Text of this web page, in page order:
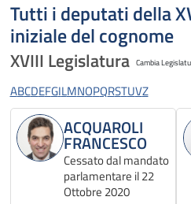
Tutti i deputati della
iniziale del cognome
XVIII Legislatura Cambia
ABCDEFGILMNOPQRSTUVZ
ACQUAROLI
FRANCESCO
Cessato dal mandato
parlamentare il 22
Ottobre 2020